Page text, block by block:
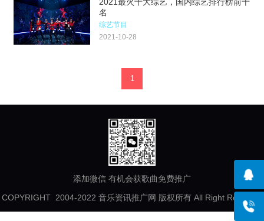
名
综艺节目
2021-10-28
1
添加微信 有机会获歌曲免费推广
COPYRIGHT 2004-2022 音乐资讯推广网 版权所有 All Right Reserved